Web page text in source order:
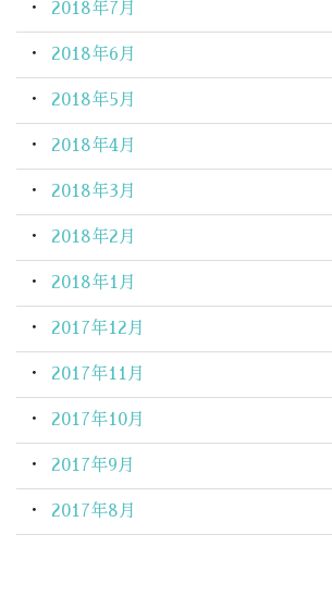
2018年7月
2018年6月
2018年5月
2018年4月
2018年3月
2018年2月
2018年1月
2017年12月
2017年11月
2017年10月
2017年9月
2017年8月